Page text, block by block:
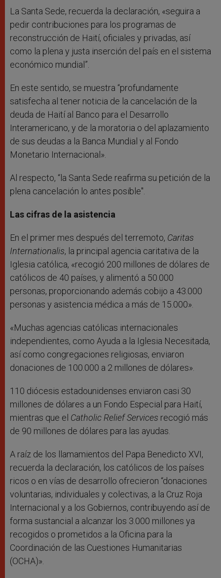
La Santa Sede, recuerda la declaración, «seguira a
pedir contribuciones para los programas de
reconstrucción de Haití, oficiales y privadas, así
como la plena y justa inserción del país en el sistema
económico mundial”.
En este sentido, se muestra “profundamente
satisfecha al tener noticia de la cancelación de la
deuda de Haití al Banco para el Desarrollo
Interamericano, y de la moratoria o del aplazamiento
de sus deudas a la Banca Mundial y al Fondo
Monetario Internacional».
Al respecto, “la Santa Sede reafirma su petición de la
plena cancelación lo antes posible".
Las cifras de la asistencia
En el primer mes después del terremoto, Caritas
Internationalis, la principal agencia caritativa de la
Iglesia católica, «recogió 200 millones de dólares de
católicos de 40 países, y alimentó a 50.000
personas, proporcionando además cobijo a 43.000
personas y asistencia médica a más de 15.000».
«Muchas agencias católicas internacionales
independientes, como Ayuda a la Iglesia Necesitada,
así como congregaciones religiosas, enviaron
donaciones de 100.000 a 2 millones de dólares».
110 diócesis estadounidenses enviaron casi 30
millones de dólares a un Fondo Especial para Haití,
mientras que el Catholic Relief Services recogió más
de 90 millones de dólares para las ayudas.
A raíz de los llamamientos del Papa Benedicto XVI,
recuerda la declaración, los católicos de los países
ricos o en vías de desarrollo ofrecieron “donaciones
voluntarias, individuales y colectivas, a la Cruz Roja
Internacional y a los Gobiernos, contribuyendo así de
forma sustancial a alcanzar los 3.000 millones ya
recogidos o prometidos a la Oficina para la
Coordinación de las Cuestiones Humanitarias
(OCHA)».